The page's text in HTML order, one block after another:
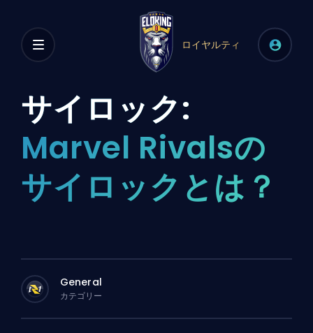
ロイヤルティ
サイロック:
Marvel Rivalsの
サイロックとは？
General
カテゴリー